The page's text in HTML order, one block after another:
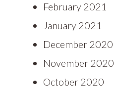
February 2021
January 2021
December 2020
November 2020
October 2020